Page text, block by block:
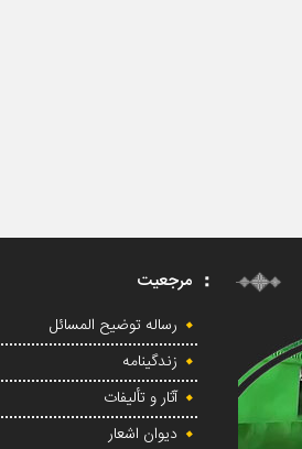
مرجعیت
رساله توضیح المسائل
زندگینامه
آثار و تألیفات
دیوان اشعار